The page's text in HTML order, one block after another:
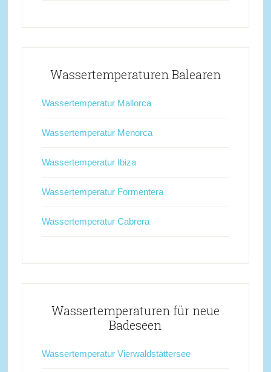
Wassertemperaturen Balearen
Wassertemperatur Mallorca
Wassertemperatur Menorca
Wassertemperatur Ibiza
Wassertemperatur Formentera
Wassertemperatur Cabrera
Wassertemperaturen für neue
Badeseen
Wassertemperatur Vierwaldstättersee